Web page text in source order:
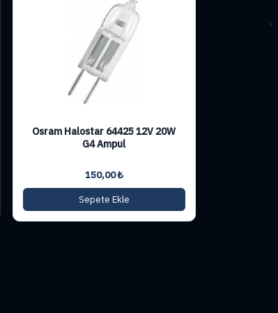
Osram Halostar 64425 12V 20W
G4 Ampul
150,00₺
Sepete Ekle